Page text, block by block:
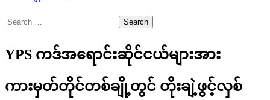
Search
for:
YPS ကဒ်အရောင်းဆိုင်ငယ်များအား
ကားမှတ်တိုင်တစ်ချို့တွင် တိုးချဲ့ဖွင့်လှစ်